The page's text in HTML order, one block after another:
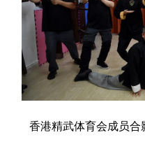
访谈 视频
法律 中央文件
食品 人居
乡村振兴
城市 旅游
香港精武体育会成员合